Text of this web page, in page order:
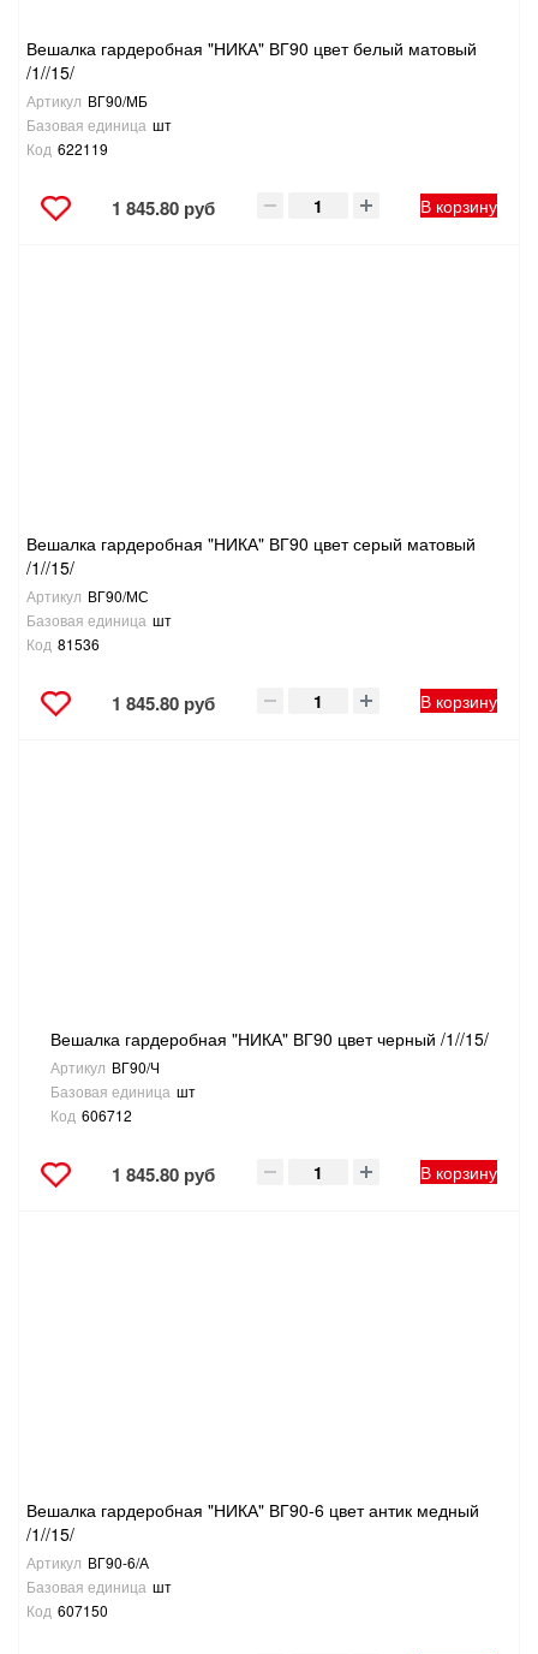
Вешалка гардеробная "НИКА" ВГ90 цвет белый матовый
/1//15/
Артикул ВГ90/МБ
Базовая единица шт
Код 622119
1 845.80 руб В корзину
Вешалка гардеробная "НИКА" ВГ90 цвет серый матовый
/1//15/
Артикул ВГ90/МС
Базовая единица шт
Код 81536
1 845.80 руб В корзину
Вешалка гардеробная "НИКА" ВГ90 цвет черный /1//15/
Артикул ВГ90/Ч
Базовая единица шт
Код 606712
1 845.80 руб В корзину
Вешалка гардеробная "НИКА" ВГ90-6 цвет антик медный
/1//15/
Артикул ВГ90-6/А
Базовая единица шт
Код 607150